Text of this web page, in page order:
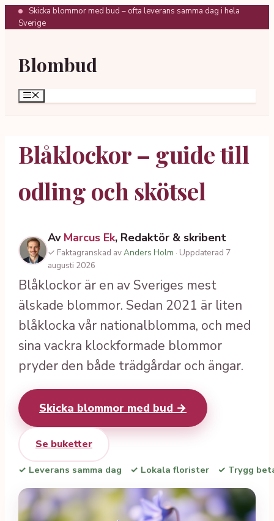
Hoppa
till
Skicka blommor med bud – ofta leverans samma dag i hela
Sverige
Blombud
Meny
Blåklockor – guide till
odling och skötsel
Av Marcus Ek, Redaktör & skribent
✓ Faktagranskad avAnders Holm · Uppdaterad 7
augusti 2026
Blåklockor är en av Sveriges mest
älskade blommor. Sedan 2021 är liten
blåklocka vår nationalblomma, och med
sina vackra klockformade blommor
pryder den både trädgårdar och ängar.
Skicka blommor med bud →
Se buketter
✓ Leverans samma dag ✓ Lokala florister ✓ Trygg